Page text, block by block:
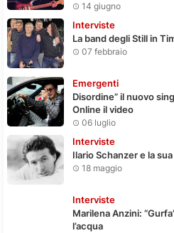
14 giugno
Interviste
La band degli Still in
07 febbraio
Emergenti
Disordine” il nuovo
Online il video
06 luglio
Interviste
Ilario Schanzer e la
18 maggio
Interviste
Marilena Anzini:
l’acqua